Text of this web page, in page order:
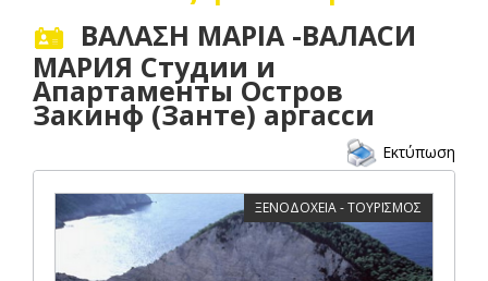
ΒΑΛΑΣΗ ΜΑΡΙΑ -ВАЛАСИ
МАРИЯ Студии и
Апартаменты Остров
Закинф (Занте) аргасси
Εκτύπωση
ΞΕΝΟΔΟΧΕΙΑ - ΤΟΥΡΙΣΜΟΣ